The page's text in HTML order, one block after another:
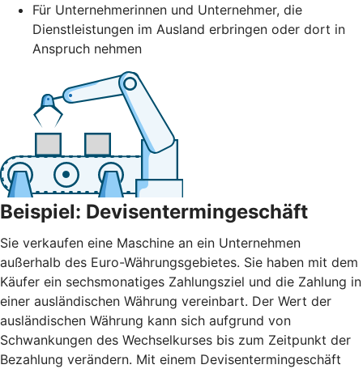
Für Unternehmerinnen und Unternehmer, die
Dienstleistungen im Ausland erbringen oder dort in
Anspruch nehmen
Beispiel: Devisentermingeschäft
Sie verkaufen eine Maschine an ein Unternehmen
außerhalb des Euro-Währungsgebietes. Sie haben mit dem
Käufer ein sechsmonatiges Zahlungsziel und die Zahlung in
einer ausländischen Währung vereinbart. Der Wert der
ausländischen Währung kann sich aufgrund von
Schwankungen des Wechselkurses bis zum Zeitpunkt der
Bezahlung verändern. Mit einem Devisentermingeschäft